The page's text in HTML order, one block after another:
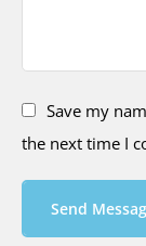
Save my
the next time I
Send